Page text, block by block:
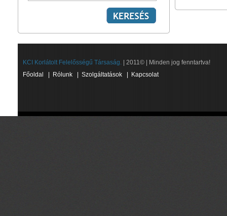
KCI Korlátolt Felelősségű Társaság. | 2011© | Minden jog fenntartva!
Főoldal
Rólunk Szolgáltatások Kapcsolat